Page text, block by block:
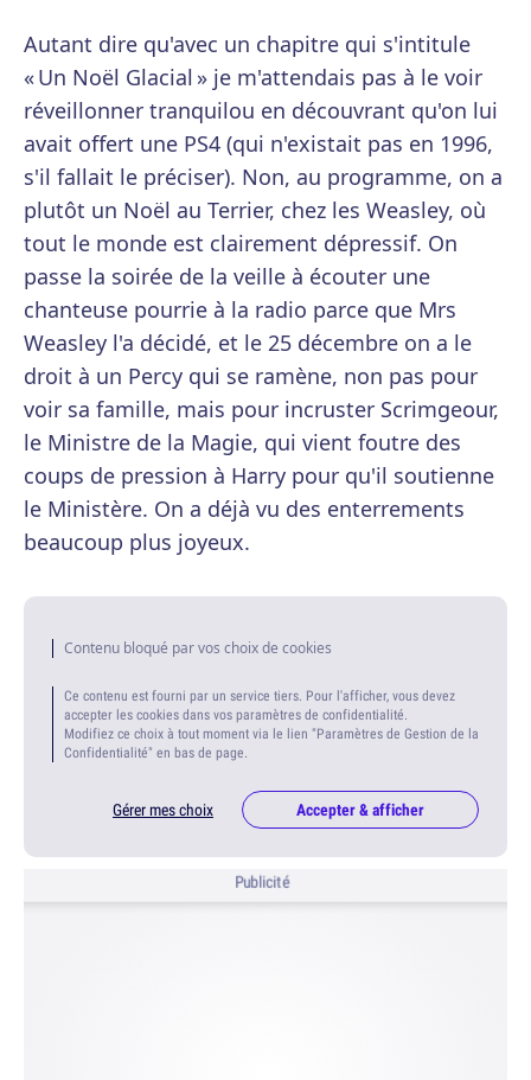
Autant dire qu'avec un chapitre qui s'intitule
« Un Noël Glacial » je m'attendais pas à le voir
réveillonner tranquilou en découvrant qu'on lui
avait offert une PS4 (qui n'existait pas en 1996,
s'il fallait le préciser). Non, au programme, on a
plutôt un Noël au Terrier, chez les Weasley, où
tout le monde est clairement dépressif. On
passe la soirée de la veille à écouter une
chanteuse pourrie à la radio parce que Mrs
Weasley l'a décidé, et le 25 décembre on a le
droit à un Percy qui se ramène, non pas pour
voir sa famille, mais pour incruster Scrimgeour,
le Ministre de la Magie, qui vient foutre des
coups de pression à Harry pour qu'il soutienne
le Ministère. On a déjà vu des enterrements
beaucoup plus joyeux.
Contenu bloqué par vos choix de cookies
Ce contenu est fourni par un service tiers. Pour l'afficher, vous devez
accepter les cookies dans vos paramètres de confidentialité.
Modifiez ce choix à tout moment via le lien "Paramètres de Gestion de la
Confidentialité" en bas de page.
Gérer mes choix Accepter & afficher
Publicité